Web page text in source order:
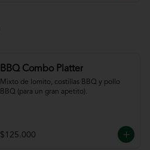
BBQ Combo Platter
Mixto de lomito, costillas BBQ y pollo
BBQ (para un gran apetito).
$125.000